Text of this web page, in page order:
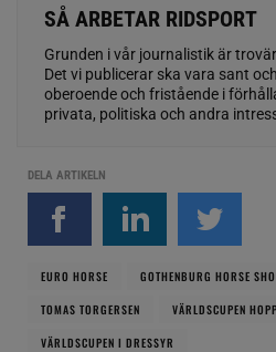
SÅ ARBETAR RIDSPORT
Grunden i vår journalistik är
Det vi publicerar ska vara sant
oberoende och fristående i
privata, politiska och andra
DELA ARTIKELN
EURO HORSE GOTHENBURG HORSE
TOMAS TORGERSEN
VÄRLDSCUPEN
VÄRLDSCUPEN I DRESSYR